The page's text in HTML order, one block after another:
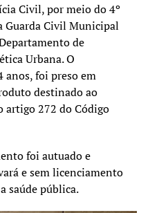
Civil, por meio do 4º
Civil Municipal
de
Urbana. O
anos, foi preso em
destinado ao
artigo 272 do Código
foi autuado e
e sem licenciamento
saúde pública.